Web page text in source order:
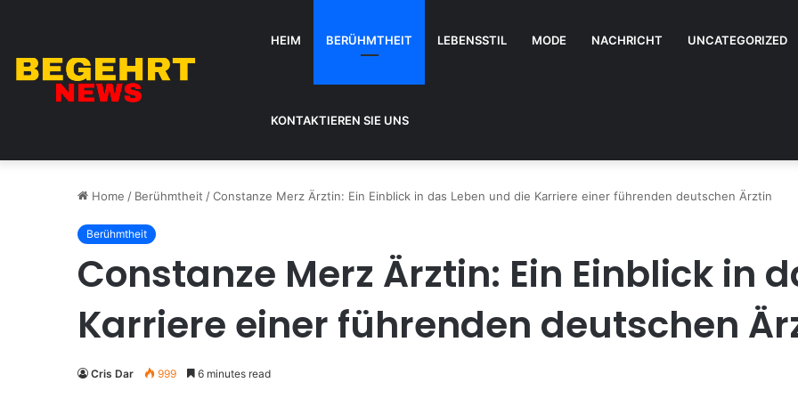
HEIM BERÜHMTHEIT LEBENSSTIL MODE NACHRICHT UNCATEGORIZED
KONTAKTIEREN SIE UNS
Home / Berühmtheit /Constanze Merz Ärztin: Ein Einblick in das Leben und die Karriere einer führenden deutschen Ärztin
Berühmtheit
Constanze Merz Ärztin: Ein Einblick in
Karriere einer führenden deutschen
Cris Dar 999 6 minutes read